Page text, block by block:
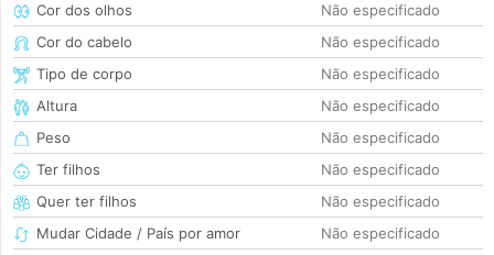
Cor dos olhos
Não especificado
Cor do cabelo
Não especificado
Tipo de corpo
Não especificado
Altura
Não especificado
Peso
Não especificado
Ter filhos
Não especificado
Quer ter filhos
Não especificado
Mudar Cidade / País por amor
Não especificado